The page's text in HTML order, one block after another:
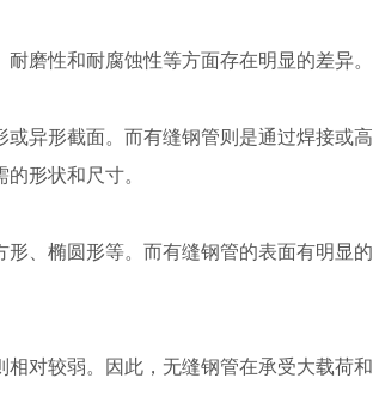
磨性和耐腐蚀性等方面存在明显的差异。
异形截面。而有缝钢管则是通过焊接或高
形状和尺寸。
、椭圆形等。而有缝钢管的表面有明显的
对较弱。因此，无缝钢管在承受大载荷和